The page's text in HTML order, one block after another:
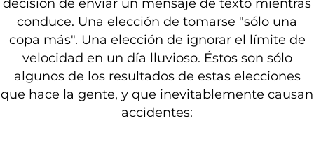
decisión de enviar un mensaje de texto mientras
conduce. Una elección de tomarse "sólo una
copa más". Una elección de ignorar el límite de
velocidad en un día lluvioso. Éstos son sólo
algunos de los resultados de estas elecciones
que hace la gente, y que inevitablemente causan
accidentes: